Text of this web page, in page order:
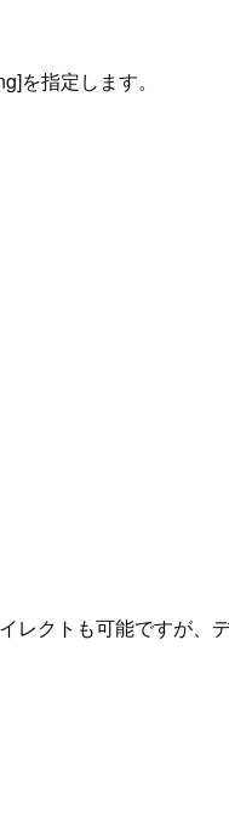
を指定します。
クトも可能ですが、